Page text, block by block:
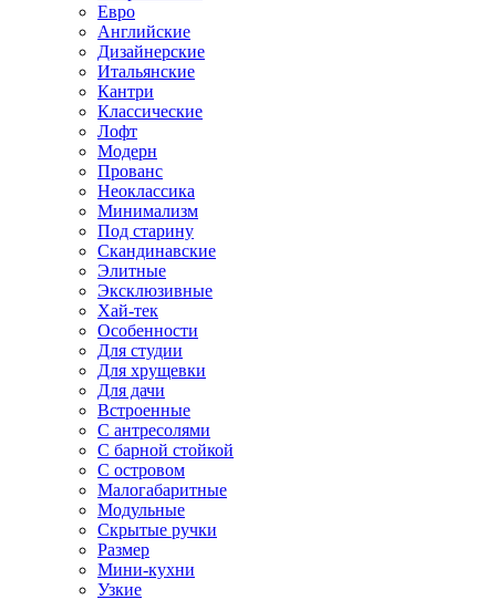
Евро
Английские
Дизайнерские
Итальянские
Кантри
Классические
Лофт
Модерн
Прованс
Неоклассика
Минимализм
Под старину
Скандинавские
Элитные
Эксклюзивные
Хай-тек
Особенности
Для студии
Для хрущевки
Для дачи
Встроенные
С антресолями
С барной стойкой
С островом
Малогабаритные
Модульные
Скрытые ручки
Размер
Мини-кухни
Узкие